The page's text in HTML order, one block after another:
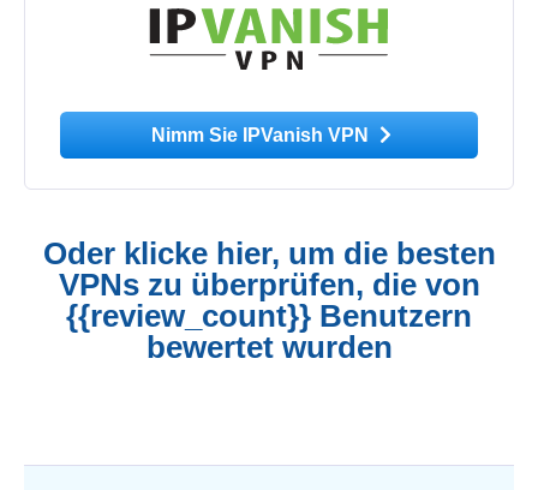
Nimm Sie IPVanish VPN
Oder klicke hier, um die besten
VPNs zu überprüfen, die von
{{review_count}} Benutzern
bewertet wurden